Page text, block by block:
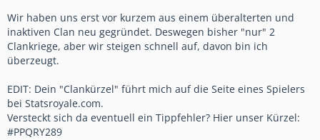
Wir haben uns erst vor kurzem aus einem überalterten und
inaktiven Clan neu gegründet. Deswegen bisher "nur" 2
Clankriege, aber wir steigen schnell auf, davon bin ich
überzeugt.
EDIT: Dein "Clankürzel" führt mich auf die Seite eines Spielers
bei Statsroyale.com.
Versteckt sich da eventuell ein Tippfehler? Hier unser Kürzel:
#PPQRY289